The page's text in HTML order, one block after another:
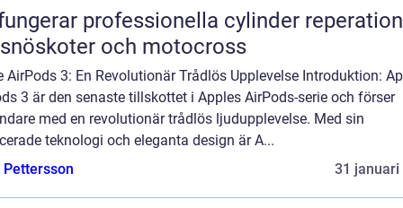
professionella cylinder
och motocross
AirPods 3: En Revolutionär Trådlös Upplevelse Introduktion:
3 är den senaste tillskottet i Apples AirPods-serie och förser
med en revolutionär trådlös ljudupplevelse. Med sin
teknologi och eleganta design är A...
31 januari